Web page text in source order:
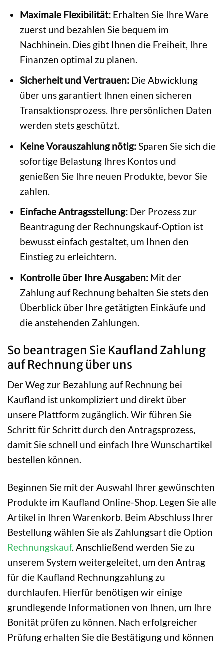
Maximale Flexibilität:Erhalten Sie Ihre Ware
zuerst und bezahlen Sie bequem im
Nachhinein. Dies gibt Ihnen die Freiheit, Ihre
Finanzen optimal zu planen.
Sicherheit und Vertrauen:Die Abwicklung
über uns garantiert Ihnen einen sicheren
Transaktionsprozess. Ihre persönlichen Daten
werden stets geschützt.
Keine Vorauszahlung nötig:Sparen Sie sich die
sofortige Belastung Ihres Kontos und
genießen Sie Ihre neuen Produkte, bevor Sie
zahlen.
Einfache Antragsstellung:Der Prozess zur
Beantragung der Rechnungskauf-Option ist
bewusst einfach gestaltet, um Ihnen den
Einstieg zu erleichtern.
Kontrolle über Ihre Ausgaben:Mit der
Zahlung auf Rechnung behalten Sie stets den
Überblick über Ihre getätigten Einkäufe und
die anstehenden Zahlungen.
So beantragen Sie Kaufland Zahlung
auf Rechnung über uns
Der Weg zur Bezahlung auf Rechnung bei
Kaufland ist unkompliziert und direkt über
unsere Plattform zugänglich. Wir führen Sie
Schritt für Schritt durch den Antragsprozess,
damit Sie schnell und einfach Ihre Wunschartikel
bestellen können.
Beginnen Sie mit der Auswahl Ihrer gewünschten
Produkte im Kaufland Online-Shop. Legen Sie alle
Artikel in Ihren Warenkorb. Beim Abschluss Ihrer
Bestellung wählen Sie als Zahlungsart die Option
Rechnungskauf. Anschließend werden Sie zu
unserem System weitergeleitet, um den Antrag
für die Kaufland Rechnungzahlung zu
durchlaufen. Hierfür benötigen wir einige
grundlegende Informationen von Ihnen, um Ihre
Bonität prüfen zu können. Nach erfolgreicher
Prüfung erhalten Sie die Bestätigung und können